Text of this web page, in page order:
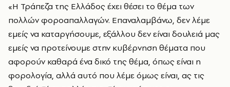
«Η Τράπεζα της Ελλάδος έχει θέσει το θέμα των
πολλών φοροαπαλλαγών. Επαναλαμβάνω, δεν λέμε
εμείς να καταργήσουμε, εξάλλου δεν είναι δουλειά μας
εμείς να προτείνουμε στην κυβέρνηση θέματα που
αφορούν καθαρά ένα δικό της θέμα, όπως είναι η
φορολογία, αλλά αυτό που λέμε όμως είναι, ας τις